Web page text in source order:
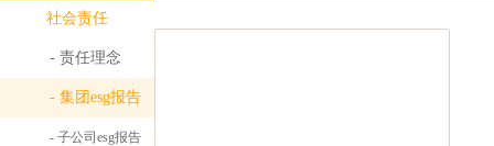
社会责任
- 责任理念
- 集团esg报告
- 子公司esg报告